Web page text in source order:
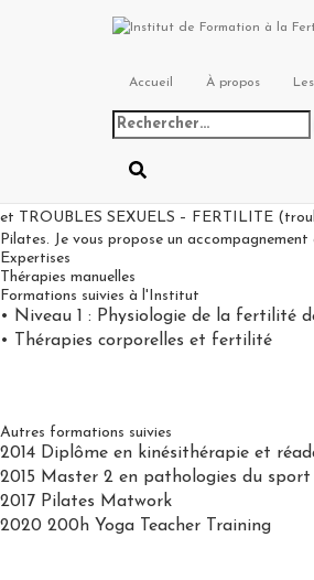
Accueil À propos
Kinésithérapeute depuis 2014, je me suis
et TROUBLES SEXUELS – FERTILITE
Pilates. Je vous propose un
Expertises
Thérapies manuelles
Formations suivies à l'Institut
• Niveau 1 : Physiologie de la fertilité
• Thérapies corporelles et fertilité
Autres formations suivies
2014 Diplôme en kinésithérapie et
2015 Master 2 en pathologies du sport
2017 Pilates Matwork
2020 200h Yoga Teacher Training